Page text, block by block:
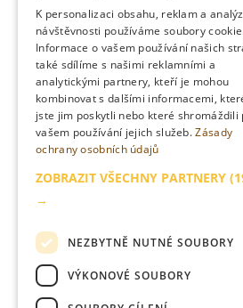
Moderní koktejly, které
Letní barová scéna se
svěžesti a pitelnosti. Letos je ale
posun: důraz na jednoduchost,
chuťovou čitelnost. Méně
K personalizaci obsahu, reklam a
návštěvnosti používáme soubory
Informace o vašem používání našich
také sdílíme s našimi reklamními a
analytickými partnery, kteří je mohou
kombinovat s dalšími informacemi,
jste jim poskytli nebo které shromáždili
vašem používání jejich služeb.Zásady
ochrany osobních údajů
ZOBRAZIT VŠECHNY PARTNERY
→
NEZBYTNĚ NUTNÉ SOUBORY
VÝKONOVÉ SOUBORY